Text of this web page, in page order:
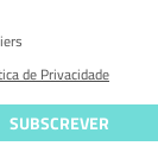
de Privacidade
SUBSCREVER